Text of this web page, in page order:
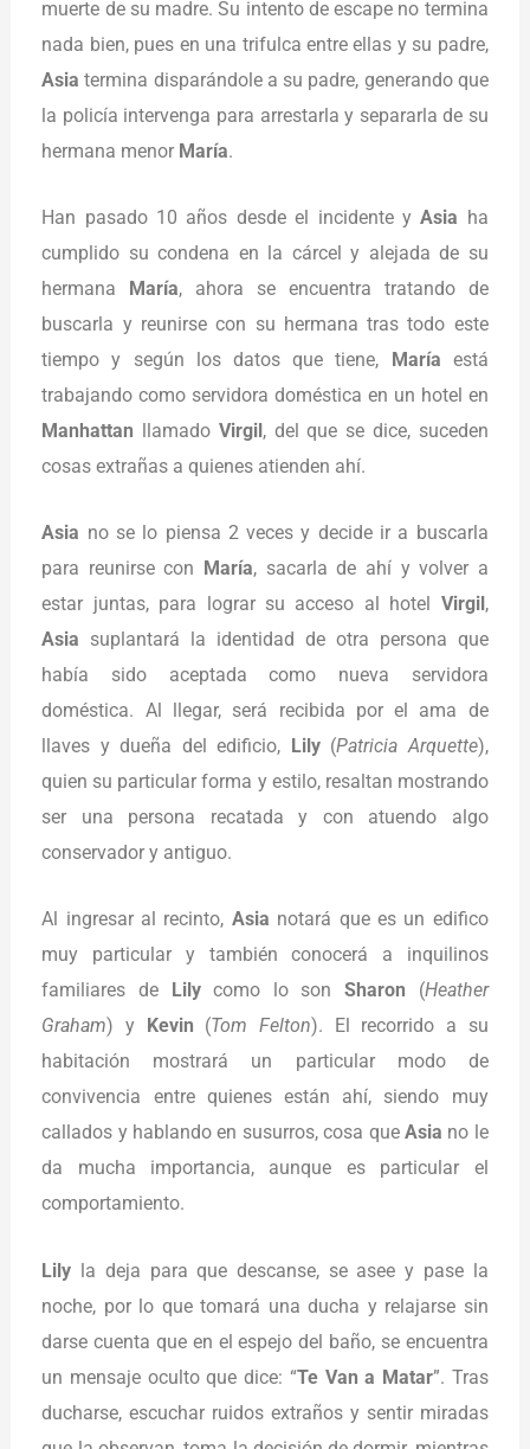
muerte de su madre. Su intento de escape no termina
nada bien, pues en una trifulca entre ellas y su padre,
Asia termina disparándole a su padre, generando que
la policía intervenga para arrestarla y separarla de su
hermana menor María.
Han pasado 10 años desde el incidente yAsia ha
cumplido su condena en la cárcel y alejada de su
hermana María, ahora se encuentra tratando de
buscarla y reunirse con su hermana tras todo este
tiempo y según los datos que tiene, María está
trabajando como servidora doméstica en un hotel en
Manhattan llamado Virgil, del que se dice, suceden
cosas extrañas a quienes atienden ahí.
Asia no se lo piensa 2 veces y decide ir a buscarla
para reunirse con María, sacarla de ahí y volver a
estar juntas, para lograr su acceso al hotel Virgil,
Asia suplantará la identidad de otra persona que
había sido aceptada como nueva servidora
doméstica. Al llegar, será recibida por el ama de
llaves y dueña del edificio, Lily(Patricia Arquette),
quien su particular forma y estilo, resaltan mostrando
ser una persona recatada y con atuendo algo
conservador y antiguo.
Al ingresar al recinto, Asia notará que es un edifico
muy particular y también conocerá a inquilinos
familiares de
Lilycomo lo sonSharon (Heather
Graham) y Kevin (Tom Felton). El recorrido a su
habitación mostrará un particular modo de
convivencia entre quienes están ahí, siendo muy
callados y hablando en susurros, cosa que Asia no le
da mucha importancia, aunque es particular el
comportamiento.
Lily la deja para que descanse, se asee y pase la
noche, por lo que tomará una ducha y relajarse sin
darse cuenta que en el espejo del baño, se encuentra
un mensaje oculto que dice: “Te Van a Matar”. Tras
ducharse, escuchar ruidos extraños y sentir miradas